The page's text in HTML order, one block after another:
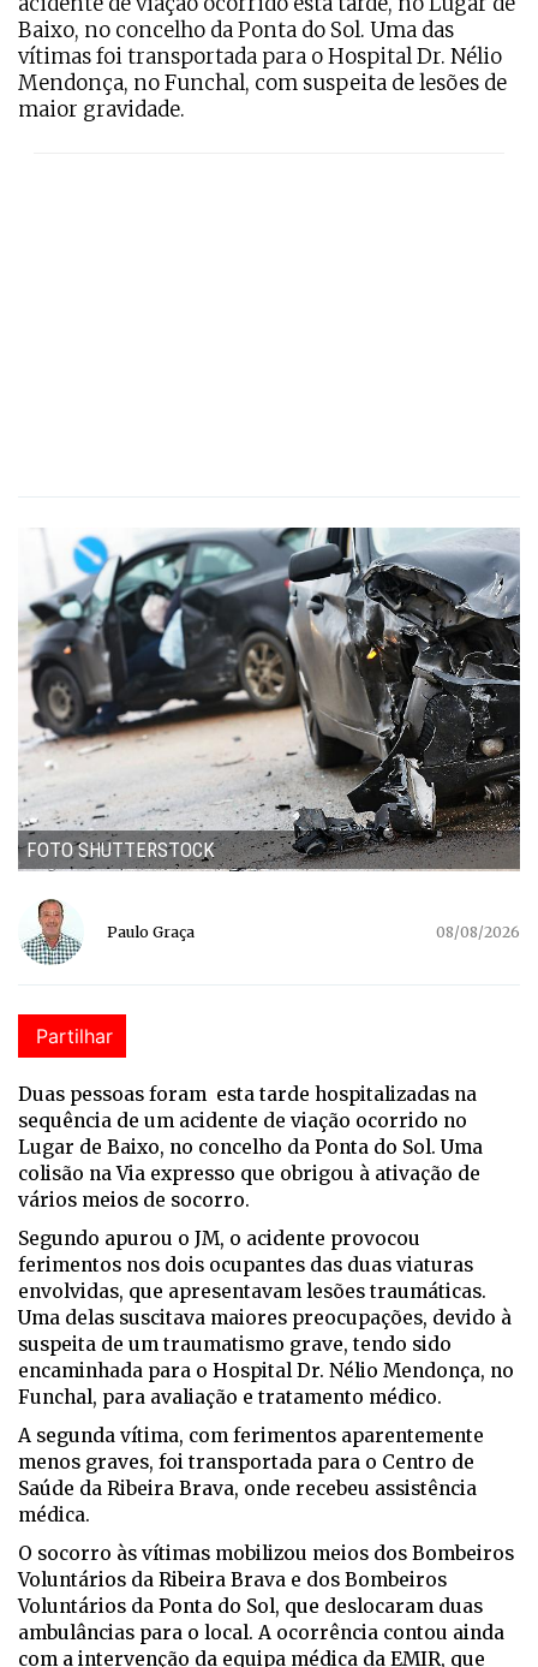
Baixo, no concelho da Ponta do Sol. Uma das
vítimas foi transportada para o Hospital Dr. Nélio
Mendonça, no Funchal, com suspeita de lesões de
maior gravidade.
FOTO SHUTTERSTOCK
Paulo Graça 08/08/2026
Partilhar
Duas pessoas foram esta tarde hospitalizadas na
sequência de um acidente de viação ocorrido no
Lugar de Baixo, no concelho da Ponta do Sol. Uma
colisão na Via expresso que obrigou à ativação de
vários meios de socorro.
Segundo apurou o JM, o acidente provocou
ferimentos nos dois ocupantes das duas viaturas
envolvidas, que apresentavam lesões traumáticas.
Uma delas suscitava maiores preocupações, devido à
suspeita de um traumatismo grave, tendo sido
encaminhada para o Hospital Dr. Nélio Mendonça, no
Funchal, para avaliação e tratamento médico.
A segunda vítima, com ferimentos aparentemente
menos graves, foi transportada para o Centro de
Saúde da Ribeira Brava, onde recebeu assistência
médica.
O socorro às vítimas mobilizou meios dos Bombeiros
Voluntários da Ribeira Brava e dos Bombeiros
Voluntários da Ponta do Sol, que deslocaram duas
ambulâncias para o local. A ocorrência contou ainda
com a intervenção da equipa médica da EMIR, que